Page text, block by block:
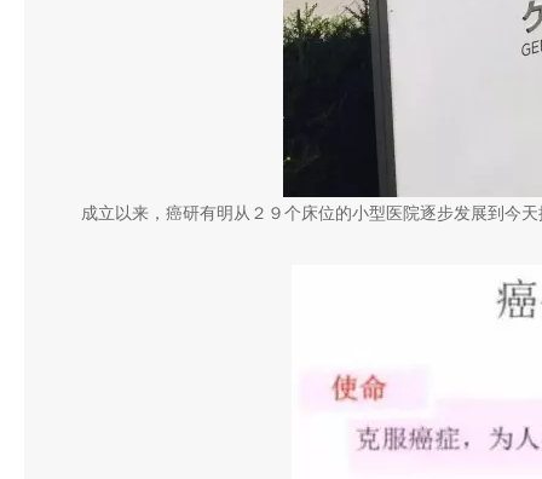
成立以来，癌研有明从２９个床位的小型医院逐步发展到今